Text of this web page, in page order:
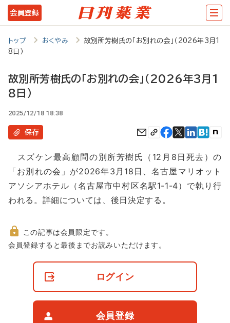
メ
イ
ン
テ
ツ
に
会員登録
トップ おくやみ
故別所芳樹氏の「お別れの会」（2026年3月1
8日）
故別所芳樹氏の「お別れの会」（2026年3月1
8日）
2025/12/18 18:38
保存
スズケン最高顧問の別所芳樹氏（12月8日死去）の
「お別れの会」が2026年3月18日、名古屋マリオット
アソシアホテル（名古屋市中村区名駅1-1-4）で執り行
われる。詳細については、後日決定する。
非
この記事は会員限定です。
会員登録すると最後までお読みいただけます。
ログイン
会員登録